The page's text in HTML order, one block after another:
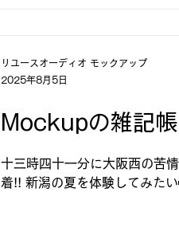
Mockupの雑記
十三時四十一分に大阪西の苦
着!! 新潟の夏を体験してみた
リユースオーディオ モックアップ
2025年8月5日